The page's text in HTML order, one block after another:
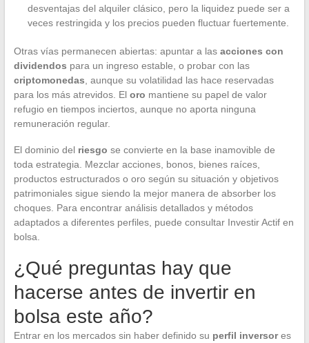
desventajas del alquiler clásico, pero la liquidez puede ser a
veces restringida y los precios pueden fluctuar fuertemente.
Otras vías permanecen abiertas: apuntar a las acciones con
dividendos para un ingreso estable, o probar con las
criptomonedas , aunque su volatilidad las hace reservadas
para los más atrevidos. El oro mantiene su papel de valor
refugio en tiempos inciertos, aunque no aporta ninguna
remuneración regular.
El dominio del riesgo se convierte en la base inamovible de
toda estrategia. Mezclar acciones, bonos, bienes raíces,
productos estructurados o oro según su situación y objetivos
patrimoniales sigue siendo la mejor manera de absorber los
choques. Para encontrar análisis detallados y métodos
adaptados a diferentes perfiles, puede consultar Investir Actif en
bolsa.
¿Qué preguntas hay que
hacerse antes de invertir en
bolsa este año?
Entrar en los mercados sin haber definido su perfil inversores